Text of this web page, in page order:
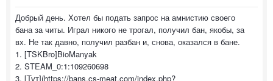
Добрый день. Хотел бы подать запрос на амнистию своего
бана за читы. Играл никого не трогал, получил бан, якобы, за
вх. Не так давно, получил разбан и, снова, оказался в бане.
1. [TSKBro]BioManyak
2. STEAM_0:1:109260698
3. [Тут](https://bans.cs-meat.com/index.php?